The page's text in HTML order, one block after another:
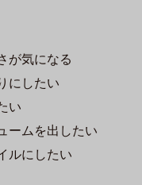
が気になる
にしたい
い
ームを出したい
ルにしたい